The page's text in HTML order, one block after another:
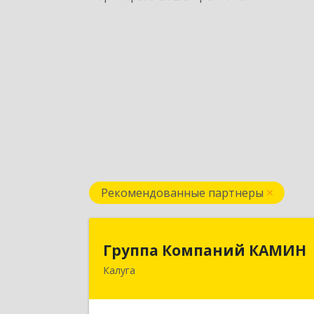
Рекомендованные партнеры
Группа Компаний КАМИН
Калуга
Группа Компаний КАМИН